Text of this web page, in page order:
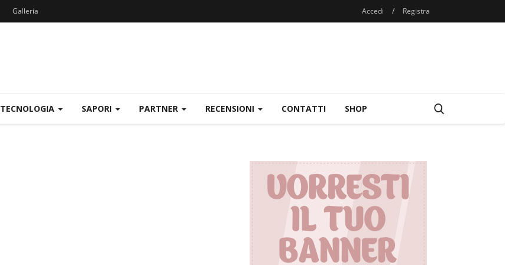
Galleria Accedi / Registra
TECNOLOGIA SAPORI PARTNER RECENSIONI CONTATTI SHOP